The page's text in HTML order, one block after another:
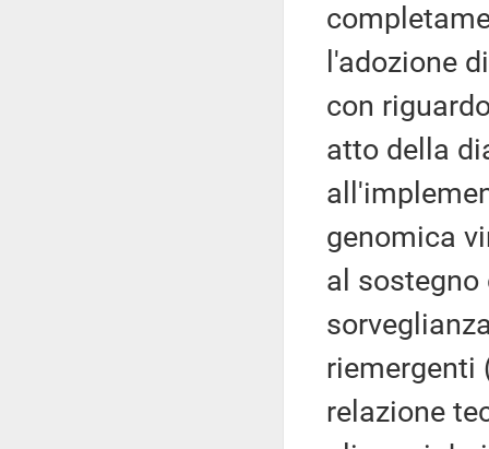
l'adozione
con
atto della
genomica
al
riemergenti
relazione